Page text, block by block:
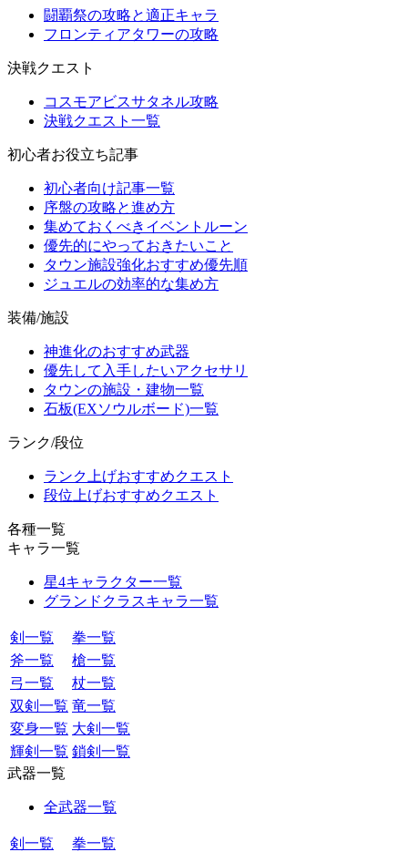
闘覇祭の攻略と適正キャラ
フロンティアタワーの攻略
決戦クエスト
コスモアビスサタネル攻略
決戦クエスト一覧
初心者お役立ち記事
初心者向け記事一覧
序盤の攻略と進め方
集めておくべきイベントルーン
優先的にやっておきたいこと
タウン施設強化おすすめ優先順
ジュエルの効率的な集め方
装備/施設
神進化のおすすめ武器
優先して入手したいアクセサリ
タウンの施設・建物一覧
石板(EXソウルボード)一覧
ランク/段位
ランク上げおすすめクエスト
段位上げおすすめクエスト
各種一覧
キャラ一覧
星4キャラクター一覧
グランドクラスキャラ一覧
剣一覧
拳一覧
斧一覧
槍一覧
弓一覧
杖一覧
双剣一覧 竜一覧
変身一覧 大剣一覧
輝剣一覧 鎖剣一覧
武器一覧
全武器一覧
剣一覧
拳一覧